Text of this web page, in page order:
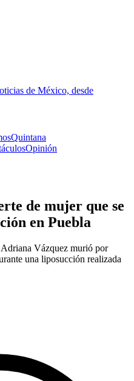
de México, desde
Quintana
Opinión
de mujer que se
en Puebla
Vázquez murió por
una liposucción realizada